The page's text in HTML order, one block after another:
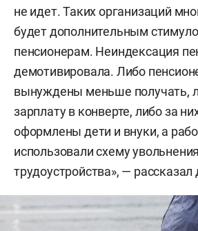
не идет. Таких организаций
будет дополнительным
пенсионерам. Неиндексация
демотивировала. Либо
вынуждены меньше получать,
зарплату в конверте, либо за
оформлены дети и внуки, а
использовали схему
трудоустройства», — рассказал